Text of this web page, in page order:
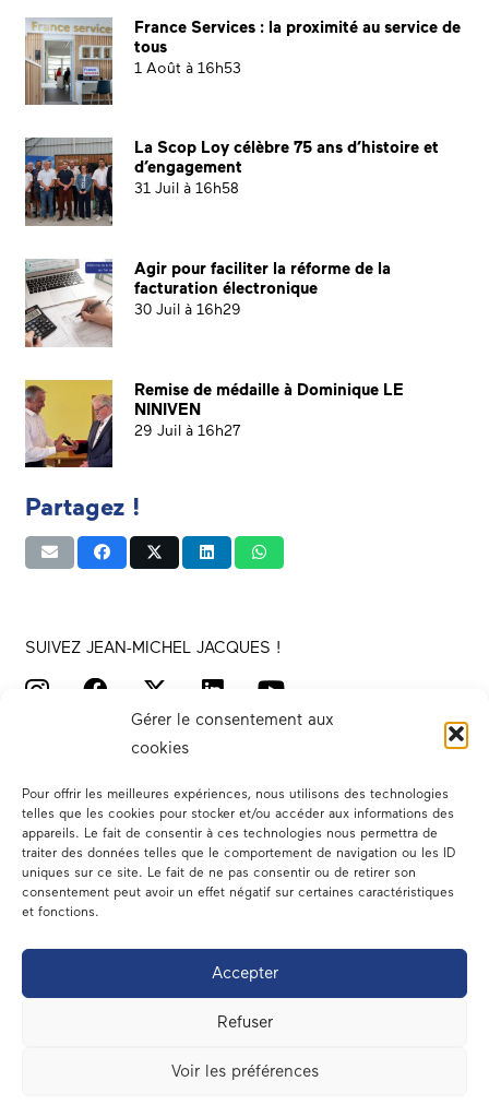
Gérer le consentement aux
cookies
Pour offrir les meilleures expériences, nous utilisons des technologies
telles que les cookies pour stocker et/ou accéder aux informations des
appareils. Le fait de consentir à ces technologies nous permettra de
traiter des données telles que le comportement de navigation ou les ID
uniques sur ce site. Le fait de ne pas consentir ou de retirer son
consentement peut avoir un effet négatif sur certaines caractéristiques
et fonctions.
Accepter
Refuser
Voir les préférences
France Services : la proximité au service de
tous
1 Août à 16h53
La Scop Loy célèbre 75 ans d’histoire et
d’engagement
31 Juil à 16h58
Agir pour faciliter la réforme de la
facturation électronique
30 Juil à 16h29
Remise de médaille à Dominique LE
NINIVEN
29 Juil à 16h27
Partagez !
SUIVEZ JEAN-MICHEL JACQUES !
Votre député
Dans les médias
En circonscription
A l’assemblée